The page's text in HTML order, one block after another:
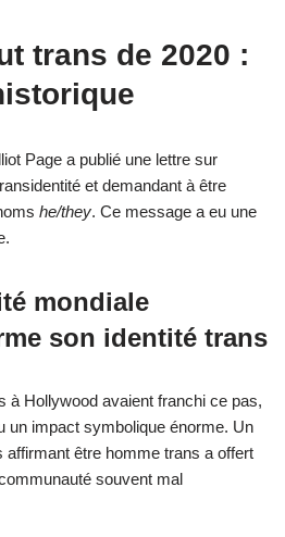
trans de 2020 :
Page a publié une lettre sur
et demandant à être
he/they. Ce message a eu une
mondiale
son identité trans
à Hollywood avaient franchi ce pas,
un impact symbolique énorme. Un
être homme trans a offert
souvent mal